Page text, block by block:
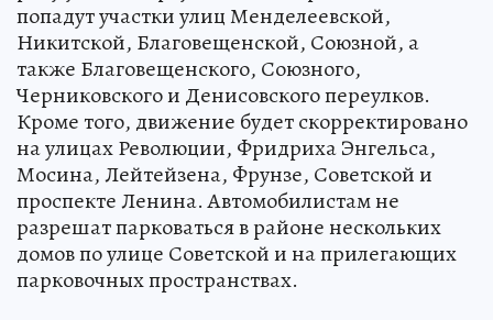
попадут участки улиц Менделеевской,
Никитской, Благовещенской, Союзной, а
также Благовещенского, Союзного,
Черниковского и Денисовского переулков.
Кроме того, движение будет скорректировано
на улицах Революции, Фридриха Энгельса,
Мосина, Лейтейзена, Фрунзе, Советской и
проспекте Ленина. Автомобилистам не
разрешат парковаться в районе нескольких
домов по улице Советской и на прилегающих
парковочных пространствах.